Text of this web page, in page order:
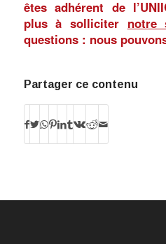
êtes adhérent de
plus à solliciter notre
questions : nous
Partager ce contenu